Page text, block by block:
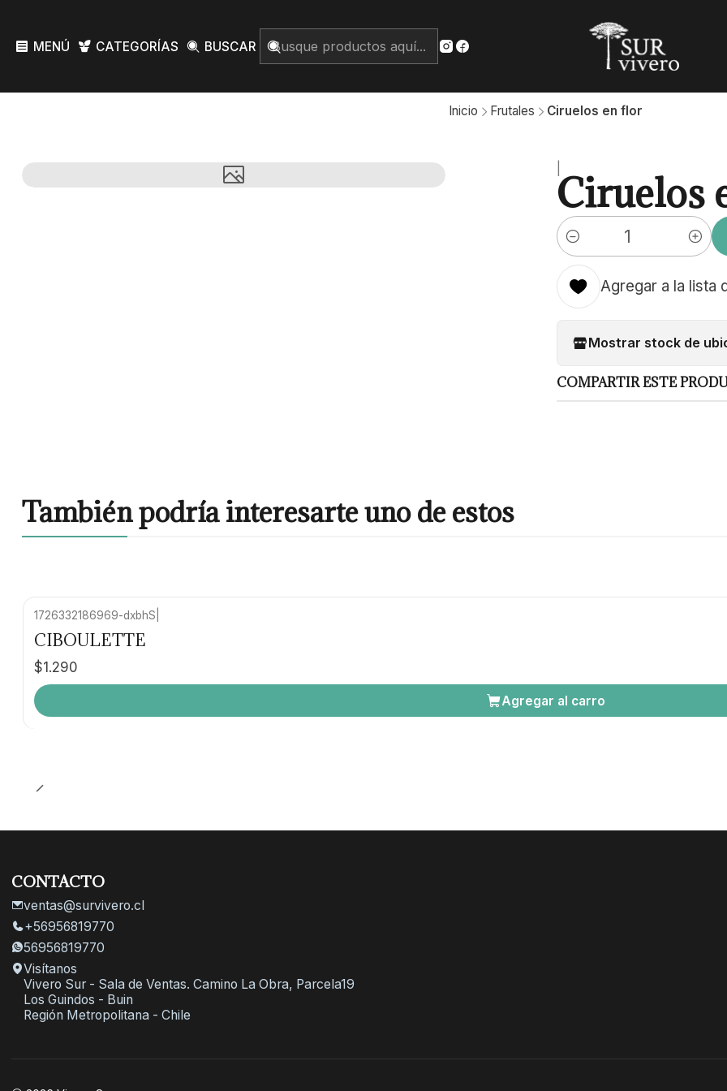
MENÚ CATEGORÍAS BUSCAR
Inicio Frutales Ciruelos en flor
Ciruelos
Cantidad
Agregar a la lista
Mostrar stock de
COMPARTIR ESTE
También podría interesarte uno de estos
1726332186969-dxbhS
CIBOULETTE
$1.290
Agregar al carro
CONTACTO
ventas@survivero.cl
+56956819770
56956819770
Visítanos
Vivero Sur - Sala de Ventas. Camino La Obra, Parcela19
Los Guindos - Buin
Región Metropolitana - Chile